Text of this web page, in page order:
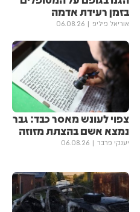
בזמן רעידת אדמה
אוריאל פיליפ 06.08.26
צפוי לעונש מאסר כבד: גבר
נמצא אשם בהצתת מזוזה
יענקי פרבר 06.08.26